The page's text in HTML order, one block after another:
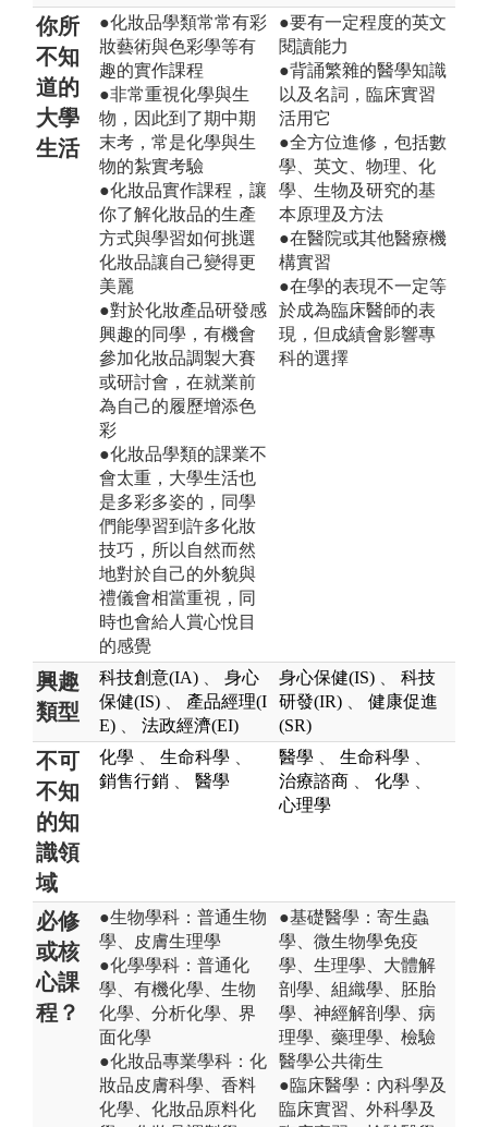
你所
不知
道的
大學
生活
●化妝品學類常常有彩
妝藝術與色彩學等有
趣的實作課程
●非常重視化學與生
物，因此到了期中期
末考，常是化學與生
物的紮實考驗
●化妝品實作課程，讓
你了解化妝品的生產
方式與學習如何挑選
化妝品讓自己變得更
美麗
●對於化妝產品研發感
興趣的同學，有機會
參加化妝品調製大賽
或研討會，在就業前
為自己的履歷增添色
彩
●化妝品學類的課業不
會太重，大學生活也
是多彩多姿的，同學
們能學習到許多化妝
技巧，所以自然而然
地對於自己的外貌與
禮儀會相當重視，同
時也會給人賞心悅目
的感覺
●要有一定程度的英文
閱讀能力
●背誦繁雜的醫學知識
以及名詞，臨床實習
活用它
●全方位進修，包括數
學、英文、物理、化
學、生物及研究的基
本原理及方法
●在醫院或其他醫療機
構實習
●在學的表現不一定等
於成為臨床醫師的表
現，但成績會影響專
科的選擇
興趣
類型
科技創意(IA)
身心
保健(IS)
產品經理(I
E)
法政經濟(EI)
身心保健(IS)
科技
研發(IR)
健康促進
(SR)
不可
不知
的知
識領
域
化學 生命科學
銷售行銷
醫學
醫學 生命科學
治療諮商
化學
心理學
必修
或核
心課
程？
●生物學科：普通生物
學、皮膚生理學
●化學學科：普通化
學、有機化學、生物
化學、分析化學、界
面化學
●化妝品專業學科：化
妝品皮膚科學、香料
化學、化妝品原料化
●基礎醫學：寄生蟲
學、微生物學免疫
學、生理學、大體解
剖學、組織學、胚胎
學、神經解剖學、病
理學、藥理學、檢驗
醫學公共衛生
●臨床醫學：內科學及
臨床實習、外科學及